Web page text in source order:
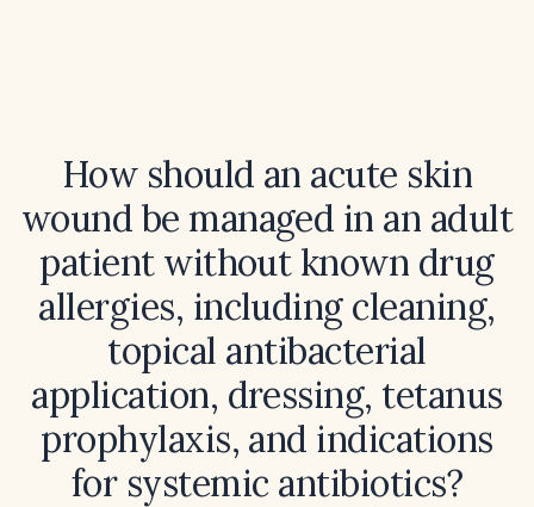
How should an acute skin
wound be managed in an adult
patient without known drug
allergies, including cleaning,
topical antibacterial
application, dressing, tetanus
prophylaxis, and indications
for systemic antibiotics?